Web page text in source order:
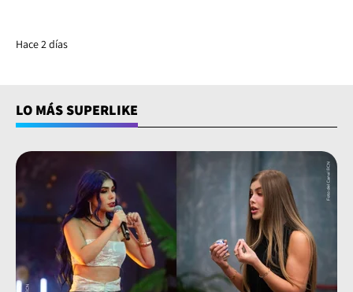
Hace 2 días
LO MÁS SUPERLIKE